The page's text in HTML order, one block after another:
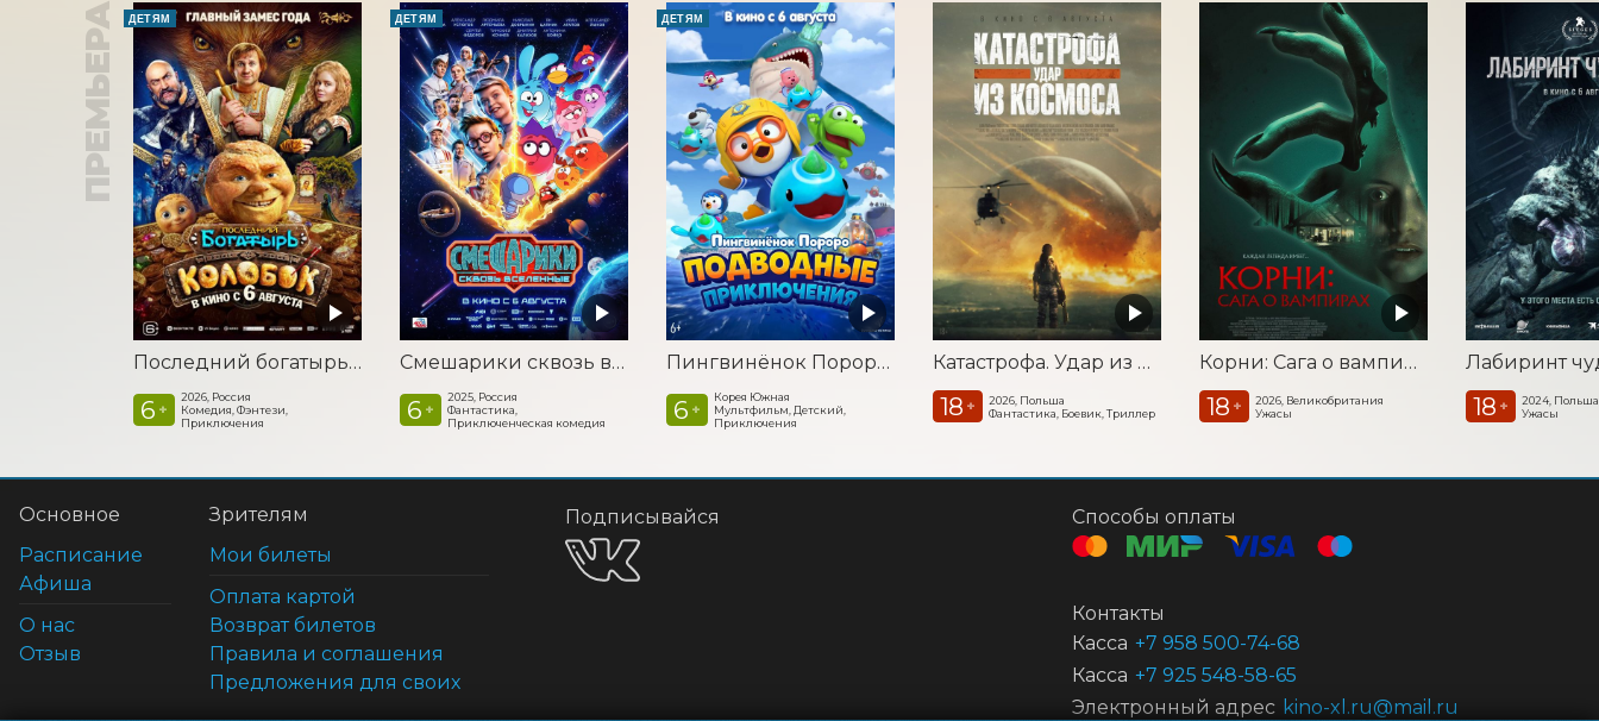
ПРЕМЬЕРА ДЕТЯМ
Последний богатырь. Колобок
6 +
2026, Россия
Комедия, Фэнтези,
Приключения
ДЕТЯМ
Смешарики сквозь вселенные
6 +
2025, Россия
Фантастика,
Приключенческая комедия
ДЕТЯМ
Пингвинёнок Пороро: Подводные приключения
6 +
Корея Южная
Мультфильм, Детский,
Приключения
Катастрофа. Удар из космоса
18 +
2026, Польша
Фантастика, Боевик, Триллер
Корни: Сага о вампирах
18 +
2026, Великобритания
Ужасы
Лабиринт
18 +
2024, Польша
Ужасы
Основное
Расписание
Афиша
О нас
Отзыв
Зрителям
Мои билеты
Оплата картой
Возврат билетов
Правила и соглашения
Предложения для своих
Подписывайся Способы оплаты
Контакты
Касса +7 958 500-74-68
Касса +7 925 548-58-65
Электронный адрес kino-xl.ru@mail.ru